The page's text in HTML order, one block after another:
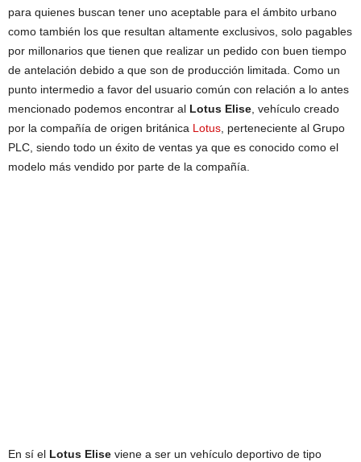
para quienes buscan tener uno aceptable para el ámbito urbano
como también los que resultan altamente exclusivos, solo pagables
por millonarios que tienen que realizar un pedido con buen tiempo
de antelación debido a que son de producción limitada. Como un
punto intermedio a favor del usuario común con relación a lo antes
mencionado podemos encontrar al Lotus Elise , vehículo creado
por la compañía de origen británica Lotus , perteneciente al Grupo
PLC, siendo todo un éxito de ventas ya que es conocido como el
modelo más vendido por parte de la compañía.
En sí el Lotus Elise viene a ser un vehículo deportivo de tipo